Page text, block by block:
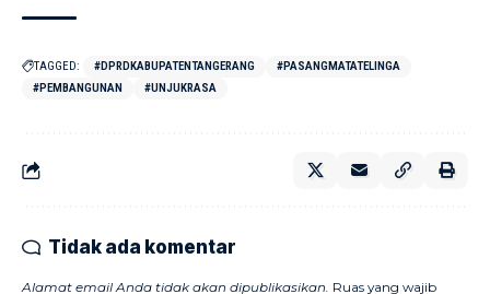
TAGGED: #DPRDKABUPATENTANGERANG
#PASANGMATATELINGA
#PEMBANGUNAN
#UNJUKRASA
Tidak ada komentar
Alamat email Anda tidak akan dipublikasikan. Ruas yang wajib